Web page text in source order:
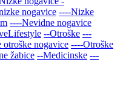
nogavice ----Nizke
----Nevidne nogavice
--Otroške ---
otroške nogavice ----Otroške
žabice --Medicinske ---